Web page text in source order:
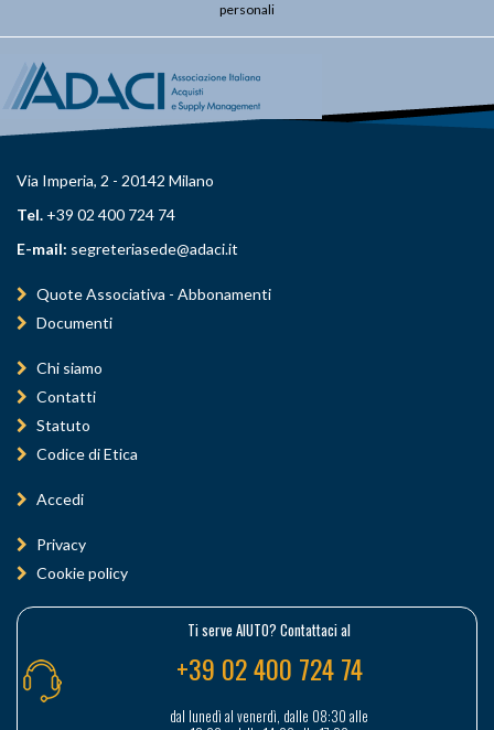
personali
Via Imperia, 2 - 20142 Milano
Tel. +39 02 400 724 74
E-mail: segreteriasede@adaci.it
Quote Associativa - Abbonamenti
Documenti
Chi siamo
Contatti
Statuto
Codice di Etica
Accedi
Privacy
Cookie policy
Ti serve AIUTO? Contattaci al
+39 02 400 724 74
dal lunedì al venerdì, dalle 08:30 alle